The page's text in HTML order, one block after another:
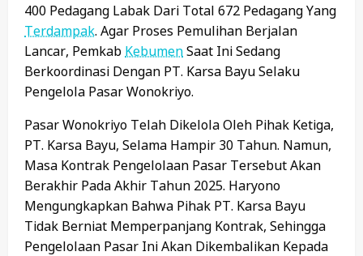
400 Pedagang Labak Dari Total 672 Pedagang Yang
Terdampak. Agar Proses Pemulihan Berjalan
Lancar, Pemkab KebumenSaat Ini Sedang
Berkoordinasi Dengan PT. Karsa Bayu Selaku
Pengelola Pasar Wonokriyo.
Pasar Wonokriyo Telah Dikelola Oleh Pihak Ketiga,
PT. Karsa Bayu, Selama Hampir 30 Tahun. Namun,
Masa Kontrak Pengelolaan Pasar Tersebut Akan
Berakhir Pada Akhir Tahun 2025. Haryono
Mengungkapkan Bahwa Pihak PT. Karsa Bayu
Tidak Berniat Memperpanjang Kontrak, Sehingga
Pengelolaan Pasar Ini Akan Dikembalikan Kepada